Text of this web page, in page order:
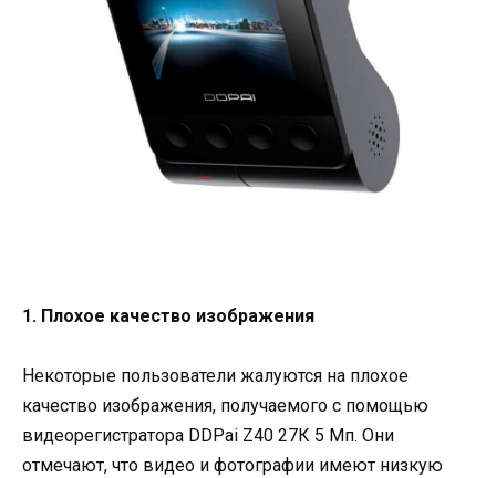
1. Плохое качество изображения
Некоторые пользователи жалуются на плохое
качество изображения, получаемого с помощью
видеорегистратора DDPai Z40 27К 5 Мп. Они
отмечают, что видео и фотографии имеют низкую